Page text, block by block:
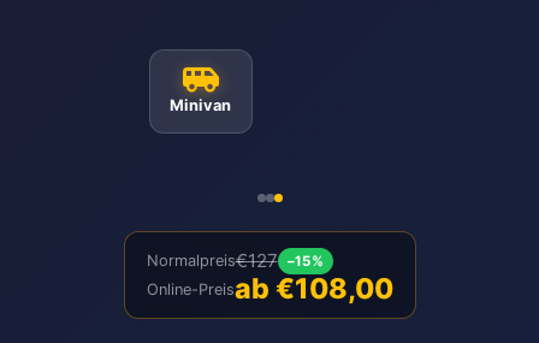
Minivan
Normalpreis€127 –15%
Online-Preisab €108,00